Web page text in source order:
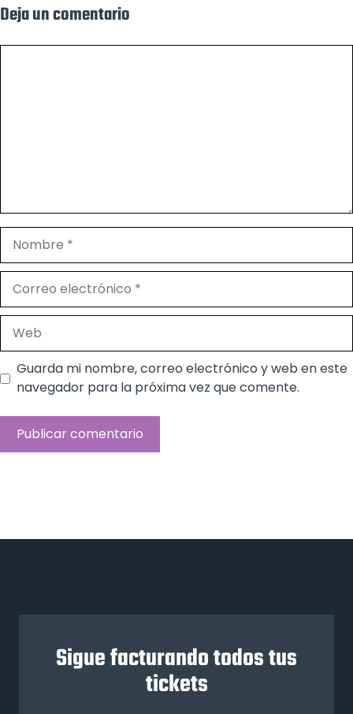
Deja un comentario
Nombre
electrónico
Guarda mi nombre, correo electrónico y web en este
navegador para la próxima vez que comente.
Sigue facturando todos tus
tickets